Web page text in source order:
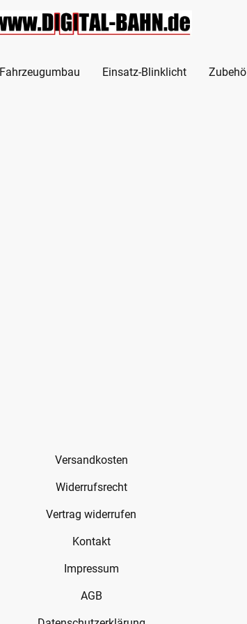
Fahrzeugumbau Einsatz-Blinklicht
Versandkosten
Widerrufsrecht
Vertrag widerrufen
Kontakt
Impressum
AGB